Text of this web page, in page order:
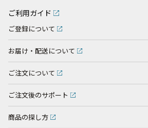
ご利用ガイド
ご登録について
お届け・配送について
ご注文について
ご注文後のサポート
商品の探し方